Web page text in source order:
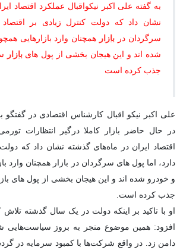
به گفته علی اکبر نیکواقبال عملکرد اقتصاد
نشان داد که دولت کنترل زیادی بر اقتصاد
سرگردان در بازار همچنان وارد بازارهایی
شده اند و این هیجان بخشی از پول هایبازار
جذب کرده است
علی اکبر نیکو اقبال کارشناس اقتصادی در گفتگو با
در حال حاضر بازار کاملا درگیر انتظارات
اقتصاد ایران در ماه‌های گذشته نشان داد که
دارد، اما پول های سرگردان در بازار همچنان وارد
و خودرو شده اند و این هیجان بخشی از پول های
جذب کرده است.
او با تاکید بر اینکه دولت در یک سال گذشته تلاش
افزود: همین موضوع منجر به بروز سیاست‌هایی
دامن زد. در واقع شرکت‌ها با کمبود سرمایه در